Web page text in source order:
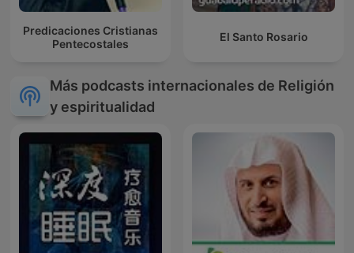
Predicaciones Cristianas
Pentecostales
El Santo Rosario
Más podcasts internacionales de Religión
y espiritualidad